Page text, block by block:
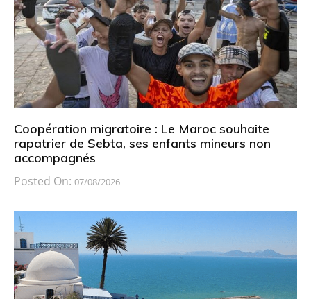
Coopération migratoire : Le Maroc souhaite
rapatrier de Sebta, ses enfants mineurs non
accompagnés
Posted On: 07/08/2026